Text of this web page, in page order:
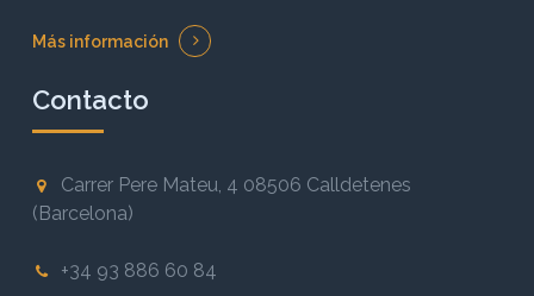
Más información
Contacto
Carrer Pere Mateu, 4 08506 Calldetenes
(Barcelona)
+34 93 886 60 84